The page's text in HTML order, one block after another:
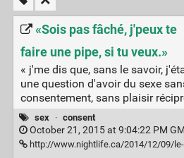
«Sois pas fâché, j'peux te
faire une pipe, si tu veux.»
« j'me dis que, sans le savoir,
une question d'avoir du sexe
consentement, sans plaisir
sex · consent
October 21, 2015 at 9:04:22 PM
http://www.nightlife.ca/2014/12/09/le-detesteur-sois-